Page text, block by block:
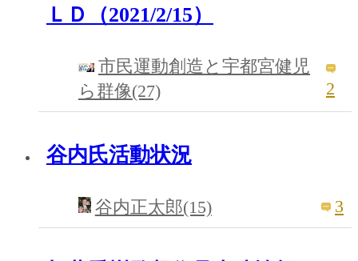
ＬＤ（2021/2/15）
市民運動創造と宇都宮健児
ら群像(27)
2
谷内氏活動状況
谷内正太郎(15) 3